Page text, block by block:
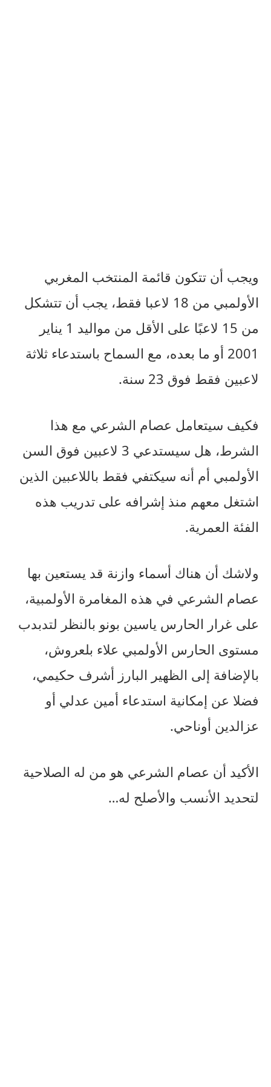
ويجب أن تتكون قائمة المنتخب المغربي
الأولمبي من 18 لاعبا فقط، يجب أن تتشكل
من 15 لاعبًا على الأقل من مواليد 1 يناير
2001 أو ما بعده، مع السماح باستدعاء ثلاثة
لاعبين فقط فوق 23 سنة.
فكيف سيتعامل عصام الشرعي مع هذا
الشرط، هل سيستدعي 3 لاعبين فوق السن
الأولمبي أم أنه سيكتفي فقط باللاعبين الذين
اشتغل معهم منذ إشرافه على تدريب هذه
الفئة العمرية.
ولاشك أن هناك أسماء وازنة قد يستعين بها
عصام الشرعي في هذه المغامرة الأولمبية،
على غرار الحارس ياسين بونو بالنظر لتدبدب
مستوى الحارس الأولمبي علاء بلعروش،
بالإضافة إلى الظهير البارز أشرف حكيمي،
فضلا عن إمكانية استدعاء أمين عدلي أو
عزالدين أوناحي.
الأكيد أن عصام الشرعي هو من له الصلاحية
لتحديد الأنسب والأصلح له…